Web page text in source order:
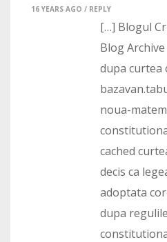
16 YEARS AGO / REPLY
[…] Blogul
Blog
dupa
noua-
cached
decis ca
adoptata
dupa